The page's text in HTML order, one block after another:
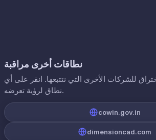
نطاقات أخرى مراقبة
للشركات الأخرى التي نتتبعها. انقر على أي
نطاق لرؤية تعرضه.
cowin.gov.in
dimensioncad.com